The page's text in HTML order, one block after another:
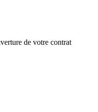
de votre contrat